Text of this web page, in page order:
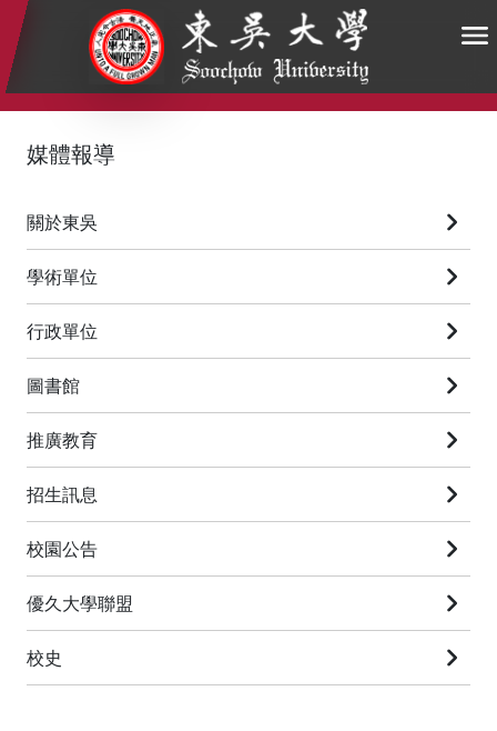
:::
媒體報導
關於東吳
學術單位
行政單位
圖書館
推廣教育
招生訊息
校園公告
優久大學聯盟
校史